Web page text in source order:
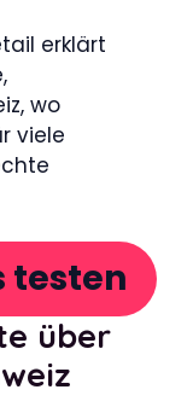
erklärt
wo
viele
testen
über